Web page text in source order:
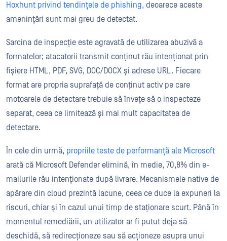
Hoxhunt privind tendințele de phishing, deoarece aceste
amenințări sunt mai greu de detectat.
Sarcina de inspecție este agravată de utilizarea abuzivă a
formatelor; atacatorii transmit conținut rău intenționat prin
fișiere HTML, PDF, SVG, DOC/DOCX și adrese URL. Fiecare
format are propria suprafață de conținut activ pe care
motoarele de detectare trebuie să învețe să o inspecteze
separat, ceea ce limitează și mai mult capacitatea de
detectare.
În cele din urmă, propriile teste de performanță ale Microsoft
arată că Microsoft Defender elimină, în medie, 70,8% din e-
mailurile rău intenționate după livrare. Mecanismele native de
apărare din cloud prezintă lacune, ceea ce duce la expuneri la
riscuri, chiar și în cazul unui timp de staționare scurt. Până în
momentul remediării, un utilizator ar fi putut deja să
deschidă, să redirecționeze sau să acționeze asupra unui